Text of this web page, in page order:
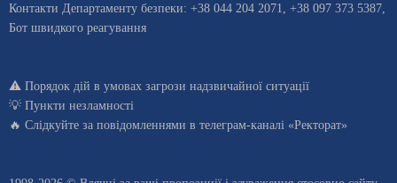
Контакти Департаменту безпеки: +38 044 204 2071, +38 097 373 5387,
Бот швидкого реагування
⚠️ Порядок дій в умовах загрози надзвичайної ситуації
💡 Пункти незламності
🔥 Слідкуйте за повідомленнями в телеграм-каналі «Ректорат»